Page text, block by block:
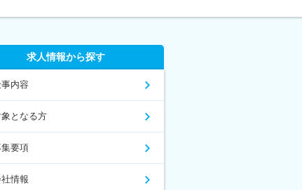
求人情報から探す
内容
となる方
要項
情報